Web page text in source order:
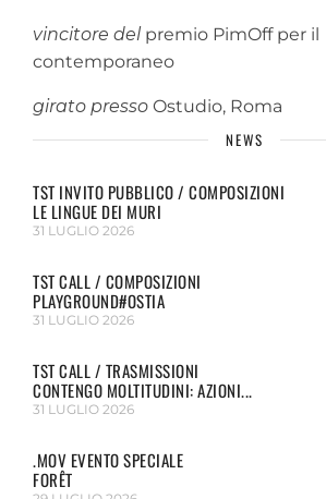
vincitore delpremio PimOff per il
contemporaneo
girato presso Ostudio, Roma
NEWS
TST INVITO PUBBLICO / COMPOSIZIONI
LE LINGUE DEI MURI
31 LUGLIO 2026
TST CALL / COMPOSIZIONI
PLAYGROUND#OSTIA
31 LUGLIO 2026
TST CALL / TRASMISSIONI
CONTENGO MOLTITUDINI: AZIONI...
31 LUGLIO 2026
.MOV EVENTO SPECIALE
FORÊT